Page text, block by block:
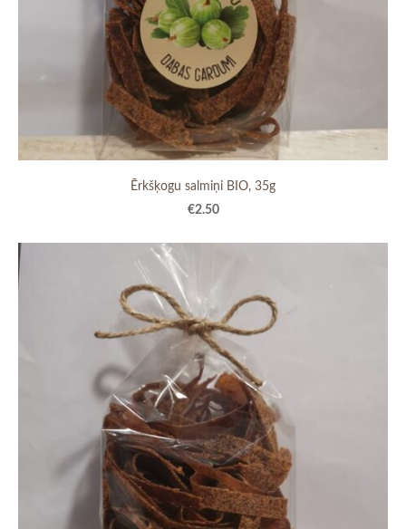
Ērkšķogu salmiņi BIO, 35g
€2.50